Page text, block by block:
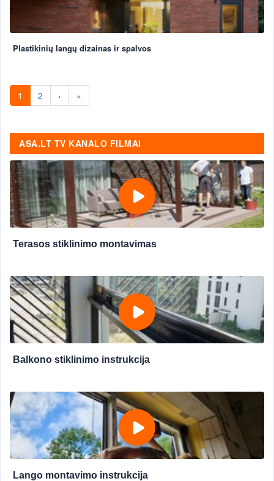
Plastikinių langų dizainas ir spalvos
1 2 › »
ASA.LT TV KANALO FILMAI
Terasos stiklinimo montavimas
Balkono stiklinimo instrukcija
Lango montavimo instrukcija